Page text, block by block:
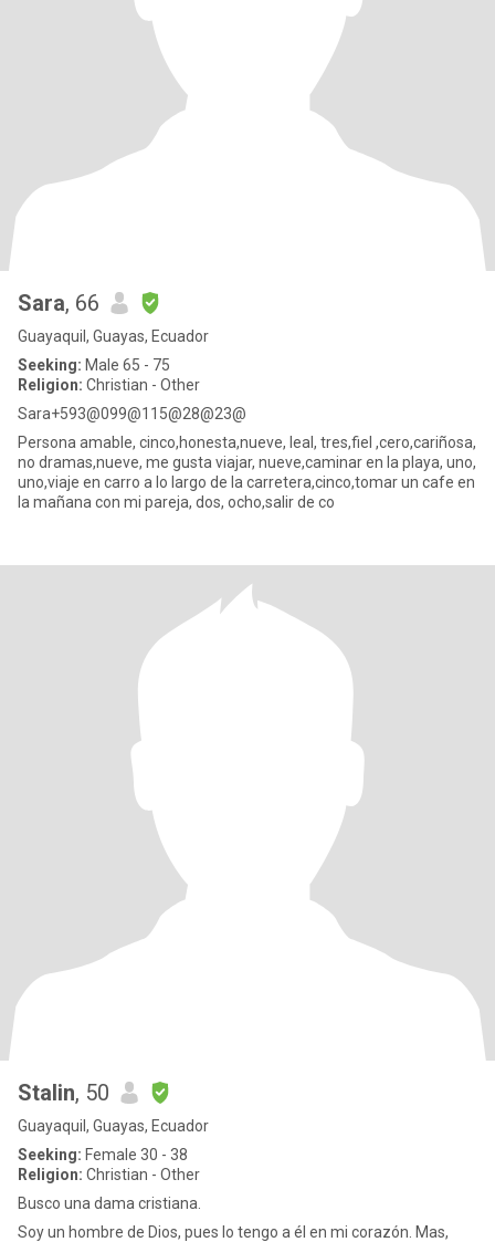
Sara, 66
Guayaquil, Guayas, Ecuador
Seeking: Male 65 - 75
Religion: Christian - Other
Sara+593@099@115@28@23@
Persona amable, cinco,honesta,nueve, leal, tres,fiel ,cero,cariñosa,
no dramas,nueve, me gusta viajar, nueve,caminar en la playa, uno,
uno,viaje en carro a lo largo de la carretera,cinco,tomar un cafe en
la mañana con mi pareja, dos, ocho,salir de co
Stalin, 50
Guayaquil, Guayas, Ecuador
Seeking: Female 30 - 38
Religion: Christian - Other
Busco una dama cristiana.
Soy un hombre de Dios, pues lo tengo a él en mi corazón. Mas,